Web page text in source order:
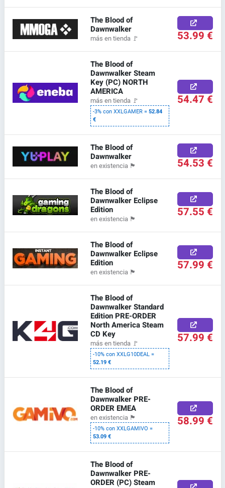
The Blood of
Dawnwalker
más en tienda 🚩 53.99 €
The Blood of
Dawnwalker Steam
Key (PC) NORTH
AMERICA
más en tienda 🚩
-3% con XXLGAMER =52.84
€
54.47 €
The Blood of
Dawnwalker
en existencia 🏴 54.53 €
The Blood of
Dawnwalker Eclipse
Edition
en existencia 🏴 57.55 €
The Blood of
Dawnwalker Eclipse
Edition
en existencia 🏴 57.99 €
The Blood of
Dawnwalker Standard
Edition PRE-ORDER
North America Steam
CD Key
más en tienda 🚩
-10% con XXLG10DEAL =
52.19 €
57.99 €
The Blood of
Dawnwalker PRE-
ORDER EMEA
en existencia 🏴
-10% con XXLGAMIVO =
53.09 €
58.99 €
The Blood of
Dawnwalker PRE-
ORDER (PC) Steam